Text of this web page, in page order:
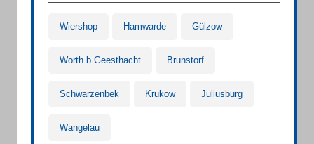
Wiershop Hamwarde Gülzow
Worth b Geesthacht Brunstorf
Schwarzenbek Krukow Juliusburg
Wangelau